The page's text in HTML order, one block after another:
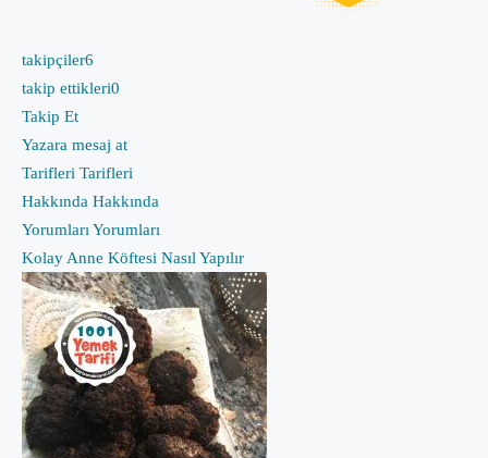
takipçiler6
takip ettikleri0
Takip Et
Yazara mesaj at
Tarifleri Tarifleri
Hakkında Hakkında
Yorumları Yorumları
Kolay Anne Köftesi Nasıl Yapılır